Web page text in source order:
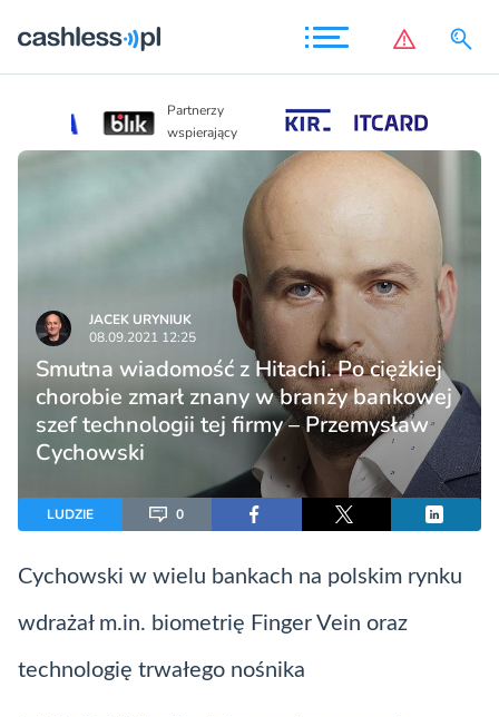
Partnerzy
wspierający
JACEK URYNIUK
08.09.2021 12:25
Smutna wiadomość z Hitachi. Po ciężkiej
chorobie zmarł znany w branży bankowej
szef technologii tej firmy – Przemysław
Cychowski
LUDZIE 0
Cychowski w wielu bankach na polskim rynku
wdrażał m.in. biometrię Finger Vein oraz
technologię trwałego nośnika